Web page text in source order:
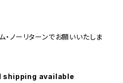
ノーリターンでお願いいたしま
available